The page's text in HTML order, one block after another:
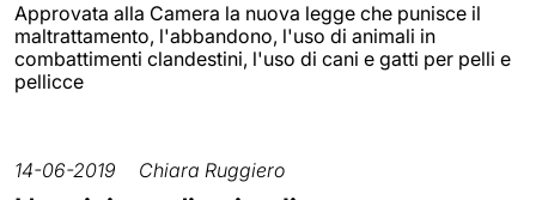
Approvata alla Camera la nuova legge che punisce il
maltrattamento, l'abbandono, l'uso di animali in
combattimenti clandestini, l'uso di cani e gatti per pelli e
pellicce
14-06-2019 Chiara Ruggiero